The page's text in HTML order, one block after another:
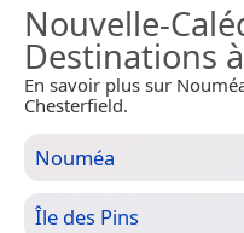
Nouvelle-
Destinations
En savoir plus sur
Chesterfield.
Nouméa
Île des Pins